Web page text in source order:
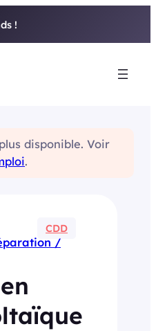
!
disponible. Voir
.
CDD
/